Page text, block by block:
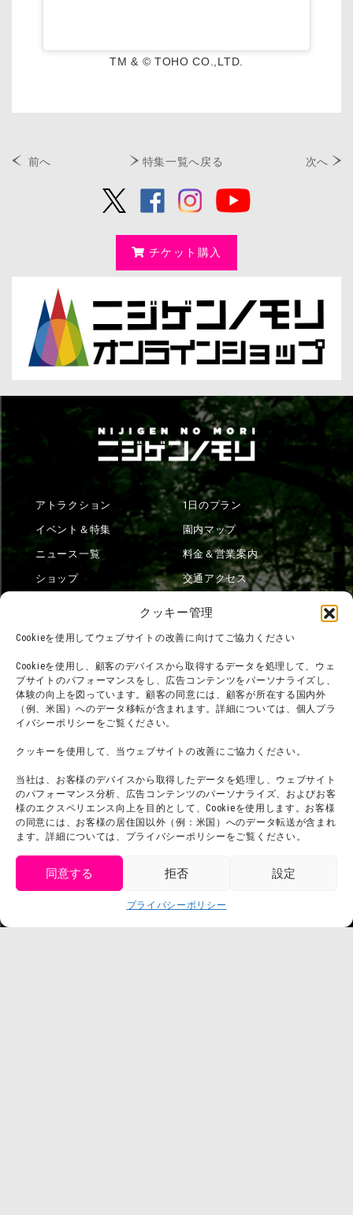
クッキー管理
Cookieを使用してウェブサイトの改善に向けてご協力ください
Cookieを使用し、顧客のデバイスから取得するデータを処理して、ウェ
ブサイトのパフォーマンスをし、広告コンテンツをパーソナライズし、
体験の向上を図っています。顧客の同意には、顧客が所在する国内外
（例、米国）へのデータ移転が含まれます。詳細については、個人プラ
イバシーポリシーをご覧ください。
クッキーを使用して、当ウェブサイトの改善にご協力ください。
当社は、お客様のデバイスから取得したデータを処理し、ウェブサイト
のパフォーマンス分析、広告コンテンツのパーソナライズ、およびお客
様のエクスペリエンス向上を目的として、Cookieを使用します。お客様
の同意には、お客様の居住国以外（例：米国）へのデータ転送が含まれ
ます。詳細については、プライバシーポリシーをご覧ください。
同意する 拒否 設定
プライバシーポリシー
TM & © TOHO CO.,LTD.
前へ 特集一覧へ戻る 次へ
チケット購入
アトラクション
イベント＆特集
ニュース一覧
ショップ
1日のプラン
園内マップ
料金＆営業案内
交通アクセス
団体利用について
お問い合わせ
利用規約
プライバシーポリシー
プレスリリース
メディア掲載実績
会社概要
スタッフ募集